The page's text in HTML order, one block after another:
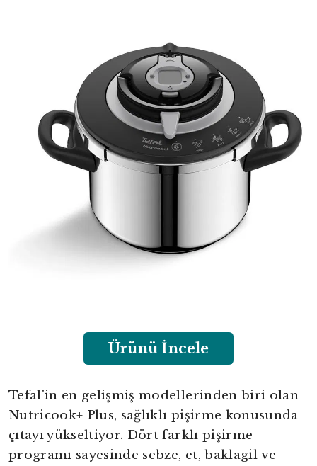
Ürünü İncele
Tefal'in en gelişmiş modellerinden biri olan
Nutricook+ Plus, sağlıklı pişirme konusunda
çıtayı yükseltiyor. Dört farklı pişirme
programı sayesinde sebze, et, baklagil ve